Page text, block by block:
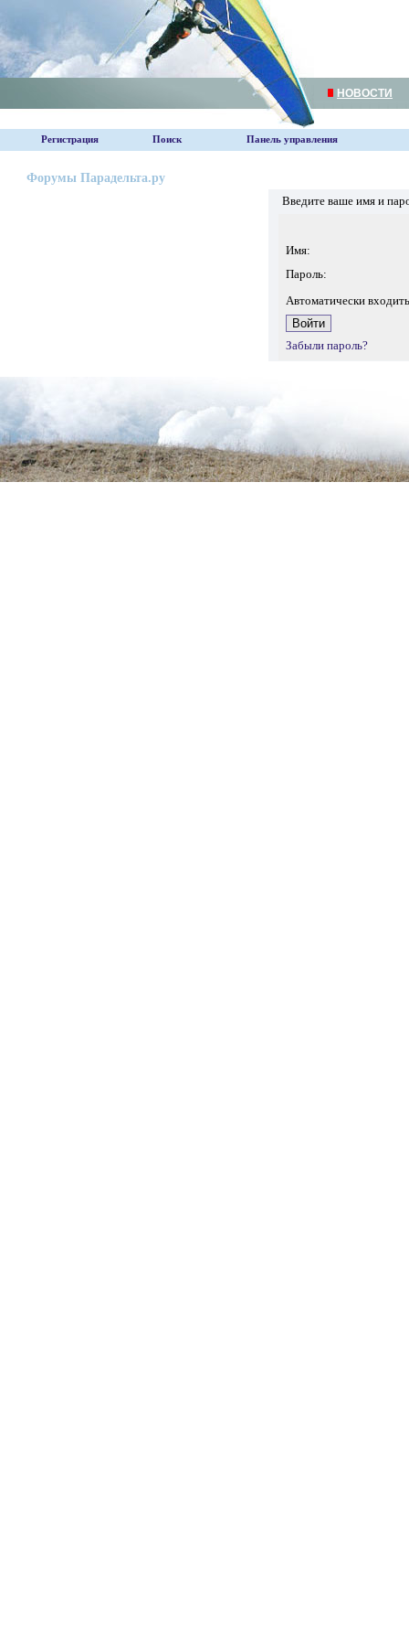
НОВОСТИ
Регистрация Поиск Панель управления
Форумы Парадельта.ру
Введите ваше имя и
Имя:
Пароль:
Автоматически
Забыли пароль?